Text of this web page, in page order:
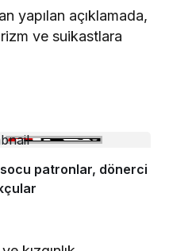
yapılan açıklamada,
ve suikastlara
patronlar, dönerci